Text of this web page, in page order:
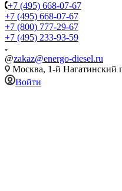
+7 (495) 668-07-67
+7 (495) 668-07-67
+7 (800) 777-29-67
+7 (495) 233-93-59
@zakaz@energo-diesel.ru
Москва, 1-й Нагатинский
Войти